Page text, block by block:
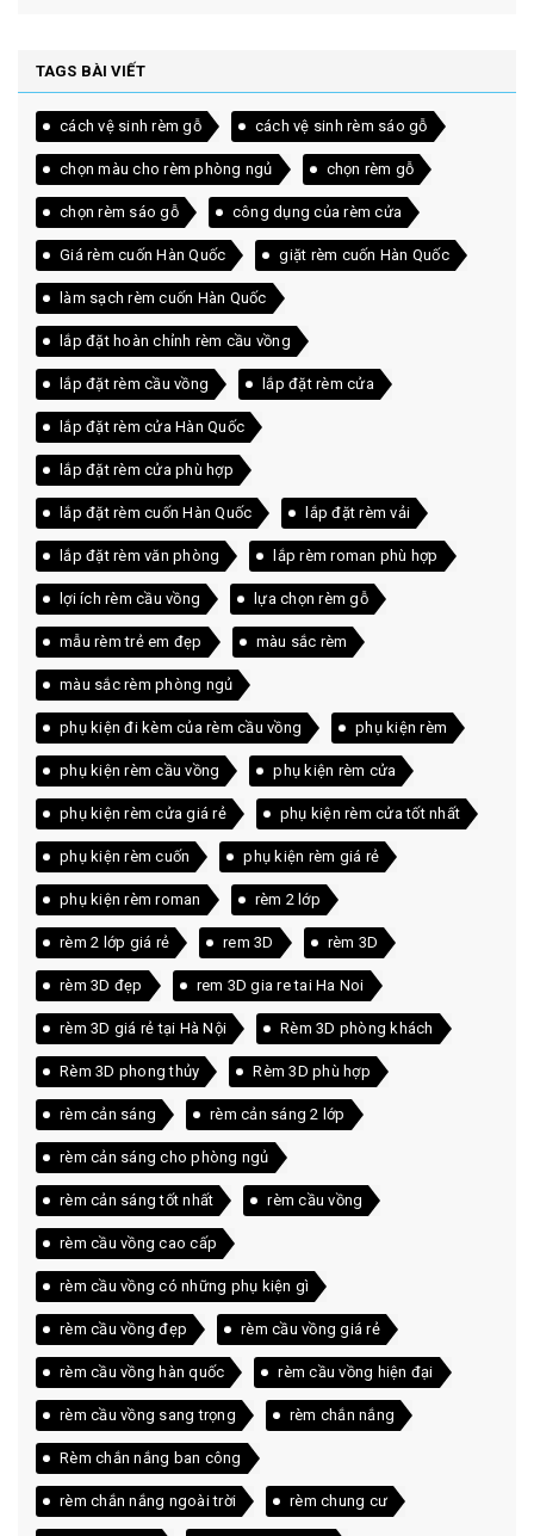
TAGS BÀI VIẾT
cách vệ sinh rèm gỗ cách vệ sinh rèm sáo gỗ
chọn màu cho rèm phòng ngủ chọn rèm gỗ
chọn rèm sáo gỗ công dụng của rèm cửa
Giá rèm cuốn Hàn Quốc giặt rèm cuốn Hàn Quốc
làm sạch rèm cuốn Hàn Quốc
lắp đặt hoàn chỉnh rèm cầu vồng
lắp đặt rèm cầu vồng lắp đặt rèm cửa
lắp đặt rèm cửa Hàn Quốc
lắp đặt rèm cửa phù hợp
lắp đặt rèm cuốn Hàn Quốc lắp đặt rèm vải
lắp đặt rèm văn phòng lắp rèm roman phù hợp
lợi ích rèm cầu vồng lựa chọn rèm gỗ
mẫu rèm trẻ em đẹp màu sắc rèm
màu sắc rèm phòng ngủ
phụ kiện đi kèm của rèm cầu vồng phụ kiện rèm
phụ kiện rèm cầu vồng phụ kiện rèm cửa
phụ kiện rèm cửa giá rẻ phụ kiện rèm cửa tốt nhất
phụ kiện rèm cuốn phụ kiện rèm giá rẻ
phụ kiện rèm roman rèm 2 lớp
rèm 2 lớp giá rẻ rem 3D rèm 3D
rèm 3D đẹp rem 3D gia re tai Ha Noi
rèm 3D giá rẻ tại Hà Nội Rèm 3D phòng khách
Rèm 3D phong thủy Rèm 3D phù hợp
rèm cản sáng rèm cản sáng 2 lớp
rèm cản sáng cho phòng ngủ
rèm cản sáng tốt nhất rèm cầu vồng
rèm cầu vồng cao cấp
rèm cầu vồng có những phụ kiện gì
rèm cầu vồng đẹp rèm cầu vồng giá rẻ
rèm cầu vồng hàn quốc rèm cầu vồng hiện đại
rèm cầu vồng sang trọng rèm chắn nắng
Rèm chắn nắng ban công
rèm chắn nắng ngoài trời rèm chung cư